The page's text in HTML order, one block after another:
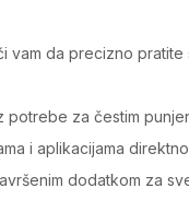
vam da precizno
potrebe za čestim
i aplikacijama
dodatkom za